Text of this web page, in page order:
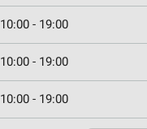
10:00 - 19:00
10:00 - 19:00
10:00 - 19:00